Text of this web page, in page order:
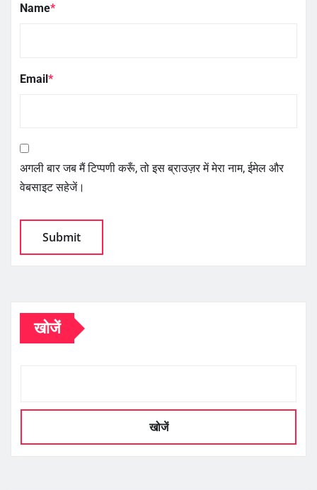
Name*
Email*
अगली बार जब मैं टिप्पणी करूँ, तो इस ब्राउज़र में मेरा नाम, ईमेल और
वेबसाइट सहेजें।
खोजें
खोजें